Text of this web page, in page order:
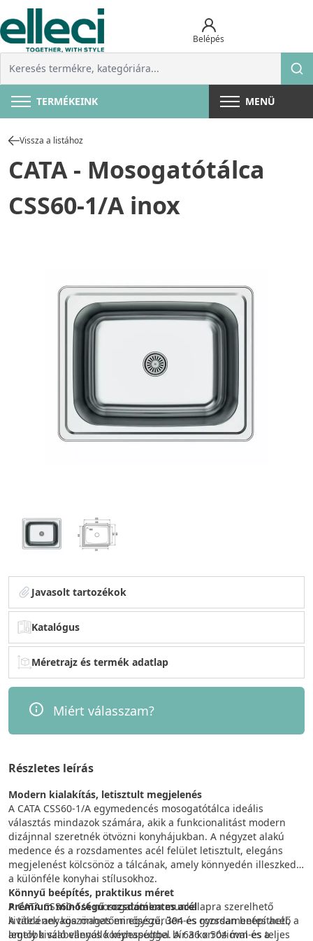
Belépés
TERMÉKEINK MENÜ
Vissza a listához
CATA - Mosogatótálca
CSS60-1/A inox
Javasolt tartozékok
Katalógus
Méretrajz és termék adatlap
Miért válasszam?
Részletes leírás
Modern kialakítás, letisztult megjelenés
A CATA CSS60-1/A egymedencés mosogatótálca ideális
választás mindazok számára, akik a funkcionalitást modern
dizájnnal szeretnék ötvözni konyhájukban. A négyzet alakú
medence és a rozsdamentes acél felület letisztult, elegáns
megjelenést kölcsönöz a tálcának, amely könnyedén illeszkedik
a különféle konyhai stílusokhoz.
Prémium minőségű rozsdamentes acél
A tálca anyaga magas minőségű, 304-es rozsdamentes acél,
amely kiváló ellenálló képességgel bír a korrózióval és a
Könnyű beépítés, praktikus méret
A CATA CSS60-1/A mosogatótálca munkalapra szerelhető
kivitelének köszönhetően egyszerűen és gyorsan beépíthető a
legtöbb szabványos konyhapultba. A 636 x 504 mm-es teljes